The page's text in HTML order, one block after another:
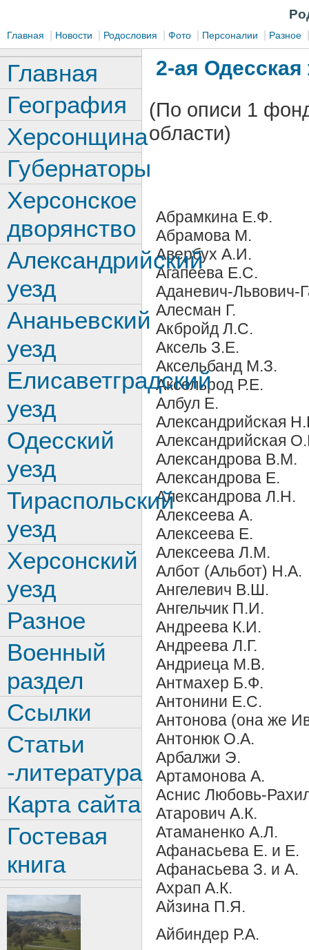
Главная Новости Родословия Фото Персоналии Разное
2-ая Одесская
(По описи 1
области)
Абрамкина Е.Ф.
Абрамова М.
Авербух А.И.
Агапеева Е.С.
Аданевич-Львович-
Алесман Г.
Акбройд Л.С.
Аксель З.Е.
Аксельбанд М.З.
Аксельрод Р.Е.
Албул Е.
Александрийская
Александрийская
Александрова В.М.
Александрова Е.
Александрова Л.Н.
Алексеева А.
Алексеева Е.
Алексеева Л.М.
Албот (Альбот) Н.А.
Ангелевич В.Ш.
Ангельчик П.И.
Андреева К.И.
Андреева Л.Г.
Андриеца М.В.
Антмахер Б.Ф.
Антонини Е.С.
Антонова (она же
Антонюк О.А.
Арбалжи Э.
Артамонова А.
Аснис Любовь-
Атарович А.К.
Атаманенко А.Л.
Афанасьева Е. и Е.
Афанасьева З. и А.
Ахрап А.К.
Айзина П.Я.
Айбиндер Р.А.
Главная
География
Херсонщина
Губернаторы
Херсонское
дворянство
Александрийский
уезд
Ананьевский
уезд
Елисаветградский
уезд
Одесский
уезд
Тираспольский
уезд
Херсонский
уезд
Разное
Военный
раздел
Ссылки
Статьи
-литература
Карта сайта
Гостевая
книга